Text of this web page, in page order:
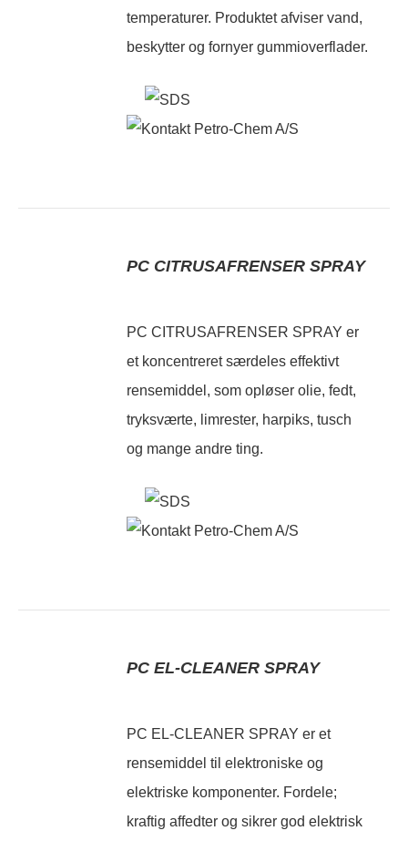
temperaturer. Produktet afviser vand,
beskytter og fornyer gummioverflader.
PC CITRUSAFRENSER SPRAY
PC CITRUSAFRENSER SPRAY er
et koncentreret særdeles effektivt
rensemiddel, som opløser olie, fedt,
tryksværte, limrester, harpiks, tusch
og mange andre ting.
PC EL-CLEANER SPRAY
PC EL-CLEANER SPRAY er et
rensemiddel til elektroniske og
elektriske komponenter. Fordele;
kraftig affedter og sikrer god elektrisk